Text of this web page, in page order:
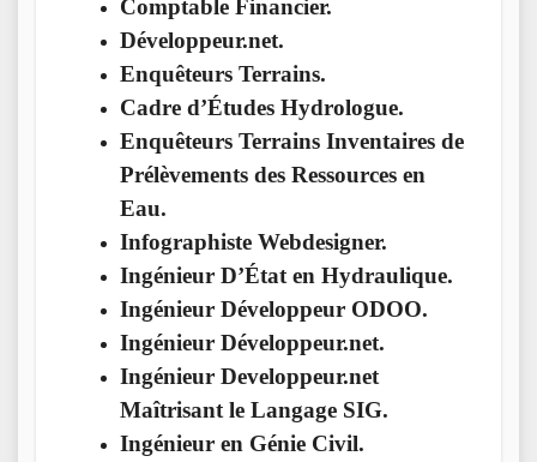
Comptable Financier.
Développeur.net.
Enquêteurs Terrains.
Cadre d’Études Hydrologue.
Enquêteurs Terrains Inventaires de
Prélèvements des Ressources en
Eau.
Infographiste Webdesigner.
Ingénieur D’État en Hydraulique.
Ingénieur Développeur ODOO.
Ingénieur Développeur.net.
Ingénieur Developpeur.net
Maîtrisant le Langage SIG.
Ingénieur en Génie Civil.